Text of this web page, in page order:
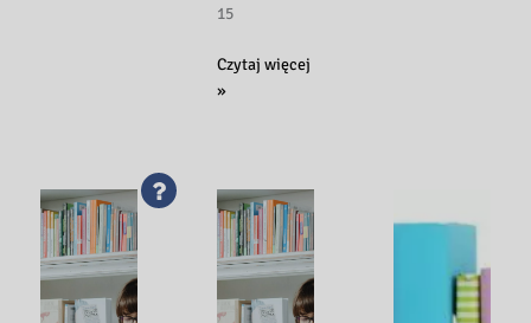
15
INFORMACJA
DNIA
DO
15
Czytaj więcej
»